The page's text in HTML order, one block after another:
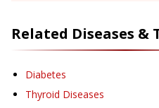
Related Diseases &
Diabetes
Thyroid Diseases